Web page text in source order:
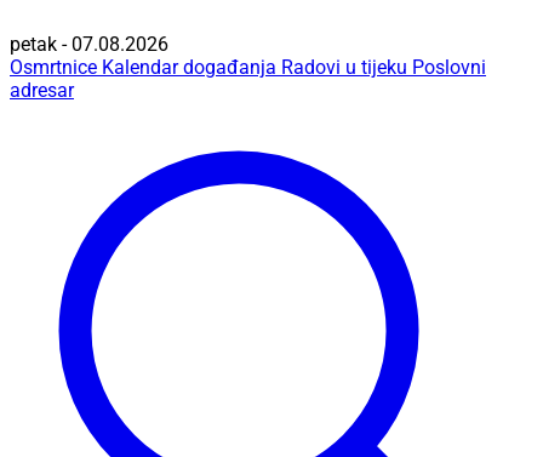
petak - 07.08.2026
Osmrtnice Kalendar događanja Radovi u tijeku Poslovni
adresar